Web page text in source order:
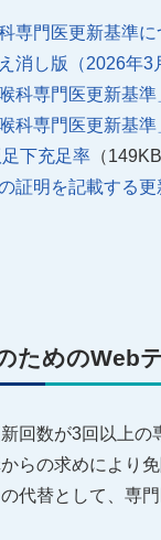
専門医更新基準に
消し版（2026年3
喉科専門医更新基
喉科専門医更新基
下充足率 （149KB
証明を記載する更
ためのWeb
回数が3回以上の
らの求めにより
代替として、専